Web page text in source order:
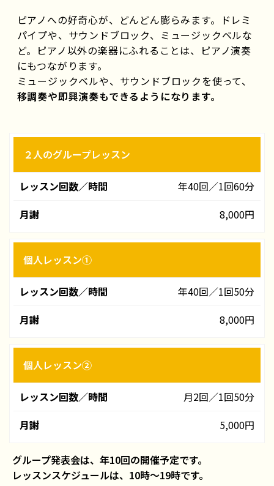
ピアノへの好奇心が、どんどん膨らみます。ドレミ
パイプや、サウンドブロック、ミュージックベルな
ど。ピアノ以外の楽器にふれることは、ピアノ演奏
にもつながります。
ミュージックベルや、サウンドブロックを使って、
移調奏や即興演奏もできるようになります。
ッ
ン
数
／
時
間
月
２人のグループレッスン
年40回／1回60分
8,000円
個人レッスン①
年40回／1回50分
8,000円
個人レッスン②
月2回／1回50分
5,000円
グループ発表会は、年10回の開催予定です。
レッスンスケジュールは、10時～19時です。